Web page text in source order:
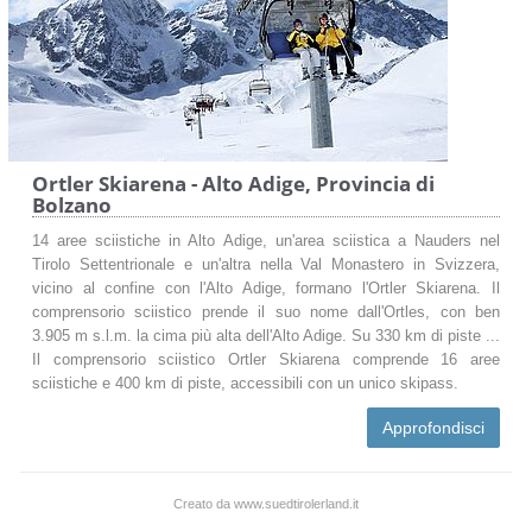
Ortler Skiarena - Alto Adige, Provincia di
Bolzano
14 aree sciistiche in Alto Adige, un'area sciistica a Nauders nel
Tirolo Settentrionale e un'altra nella Val Monastero in Svizzera,
vicino al confine con l'Alto Adige, formano l'Ortler Skiarena. Il
comprensorio sciistico prende il suo nome dall'Ortles, con ben
3.905 m s.l.m. la cima più alta dell'Alto Adige. Su 330 km di piste ...
Il comprensorio sciistico Ortler Skiarena comprende 16 aree
sciistiche e 400 km di piste, accessibili con un unico skipass.
Approfondisci
Creato da www.suedtirolerland.it